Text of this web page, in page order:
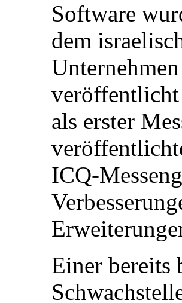
Software
dem
als erster
ICQ-
Einer bereits